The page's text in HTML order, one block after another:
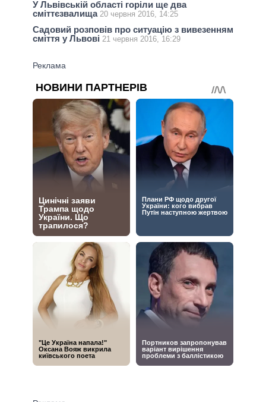
У Львівській області горіли ще два
сміттєзвалища 20 червня 2016, 14:25
Садовий розповів про ситуацію з вивезенням
сміття у Львові 21 червня 2016, 16:29